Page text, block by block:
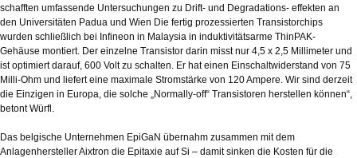
schafften umfassende Untersuchungen zu Drift- und Degradations- effekten an
den Universitäten Padua und Wien Die fertig prozessierten Transistorchips
wurden schließlich bei Infineon in Malaysia in induktivitätsarme ThinPAK-
Gehäuse montiert. Der einzelne Transistor darin misst nur 4,5 x 2,5 Millimeter und
ist optimiert darauf, 600 Volt zu schalten. Er hat einen Einschaltwiderstand von 75
Milli-Ohm und liefert eine maximale Stromstärke von 120 Ampere. Wir sind derzeit
die Einzigen in Europa, die solche „Normally-off“ Transistoren herstellen können“,
betont Würfl.
Das belgische Unternehmen EpiGaN übernahm zusammen mit dem
Anlagenhersteller Aixtron die Epitaxie auf Si – damit sinken die Kosten für die